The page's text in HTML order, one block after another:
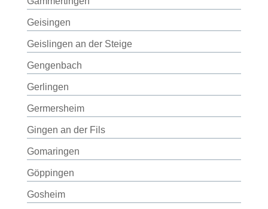
Geisingen
Geislingen an der Steige
Gengenbach
Gerlingen
Germersheim
Gingen an der Fils
Gomaringen
Göppingen
Gosheim